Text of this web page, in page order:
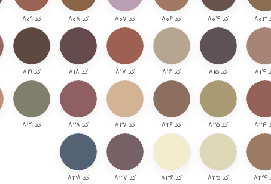
کد ۸۰4 کد ۸۰6 کد ۸۰7 کد ۸۰8 کد ۸۰9
کد ۸15 کد ۸16 کد ۸17 کد ۸18 کد ۸19
کد ۸25 کد ۸26 کد ۸27 کد ۸28 کد ۸29
کد ۸35 کد ۸36 کد ۸37 کد ۸38